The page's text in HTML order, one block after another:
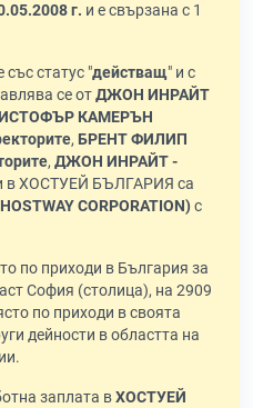
г. и е свързана с 1
статус "действащ" и с
се отДЖОН ИНРАЙТ
КАМЕРЪН
, БРЕНТ ФИЛИП
, ДЖОН ИНРАЙТ -
в ХОСТУЕЙ БЪЛГАРИЯ са
СORPORATION)с
по приходи в България за
София (столица), на 2909
по приходи в своята
дейности в областта на
заплата вХОСТУЕЙ